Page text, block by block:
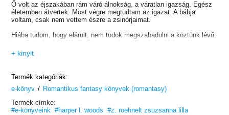
Ő volt az éjszakában rám váró álnokság, a váratlan igazság. Egész
életemben átvertek. Most végre megtudtam az igazat. A bábja
voltam, csak nem vettem észre a zsinórjaimat.
Hiába tudom, hogy elárult, nem tudok megszabadulni a köztünk lévő,
tagadhatatlan köteléktől. Gray egyetlen pillantásával képes lángra
lobbantani a lelkemet. Ellenségek vagyunk, és nemsokára
összecsapunk azért a jövőért, amit nemrég még el akartam
A magiszter halála után már nem vágyom annyira a bosszút. A
megmaradt boszorkányok nem játszottak szerepet a nagynéném
éppen az, aki elszántan az ágyában akar tartani.
+ kinyit
Termék kategóriák:
e-könyv / Romantikus fantasy könyvek (romantasy)
Termék címke:
#e-könyveink #harper l. woods
#z. roehnelt zsuzsanna lilla